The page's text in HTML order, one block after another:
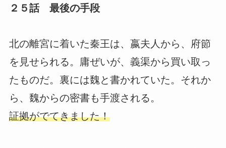
２５話 最後の手段
北の離宮に着いた秦王は、嬴夫人から、府節
を見せられる。庸ぜいが、義渠から買い取っ
たものだ。裏には魏と書かれていた。それか
ら、魏からの密書も手渡される。
証拠がでてきました！